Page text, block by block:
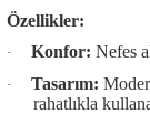
Özellikler:
· Konfor: Nefes
· Tasarım:
rahatlıkla